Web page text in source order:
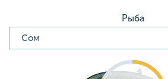
Рыба